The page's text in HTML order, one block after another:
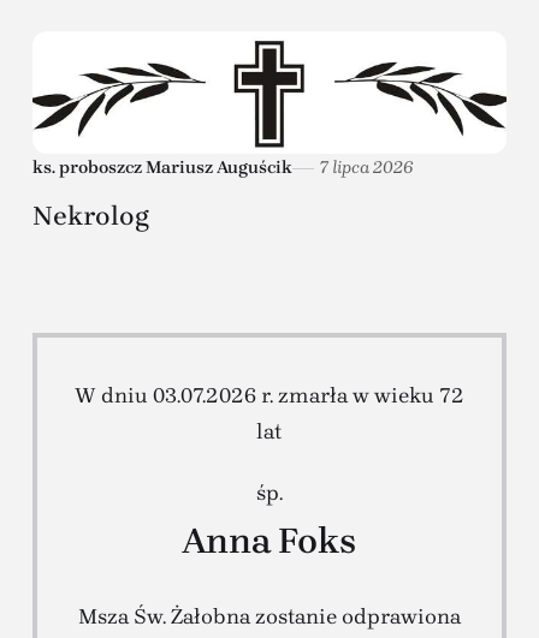
ks. proboszcz Mariusz Auguścik 7 lipca 2026
Nekrolog
W dniu 03.07.2026 r. zmarła w wieku 72
lat
śp.
Anna Foks
Msza Św. Żałobna zostanie odprawiona